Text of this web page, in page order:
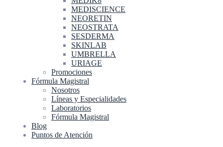
MEDISCIENCE
NEORETIN
NEOSTRATA
SESDERMA
SKINLAB
UMBRELLA
URIAGE
Promociones
Fórmula Magistral
Nosotros
Líneas y Especialidades
Laboratorios
Fórmula Magistral
Blog
Puntos de Atención